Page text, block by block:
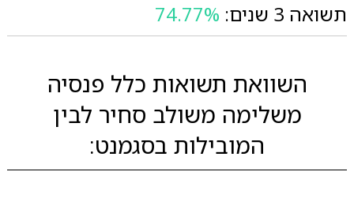
תשואה 3 שנים:
74.77%
השוואת תשואות כלל פנסיה
משלימה משולב סחיר לבין
המובילות בסגמנט: